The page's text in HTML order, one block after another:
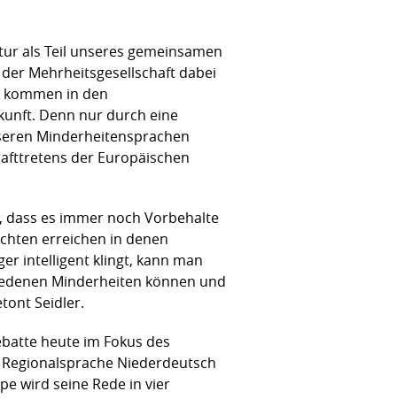
als Teil unseres gemeinsamen
Mehrheitsgesellschaft dabei
in den
Denn nur durch eine
Minderheitensprachen
der Europäischen
dass es immer noch Vorbehalte
erreichen in denen
intelligent klingt, kann man
Minderheiten können und
Seidler.
heute im Fokus des
Niederdeutsch
wird seine Rede in vier